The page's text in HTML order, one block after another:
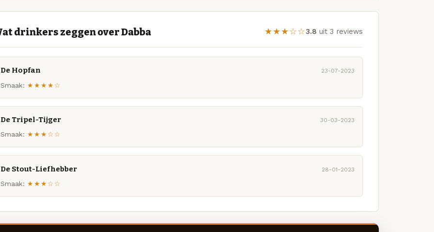
drinkers zeggen over Dabba ★★★☆☆3.8 uit 3 reviews
De Hopfan 23-07-2023
Smaak: ★★★★☆
De Tripel-Tijger 30-03-2023
Smaak: ★★★☆☆
De Stout-Liefhebber 28-01-2023
Smaak: ★★★☆☆